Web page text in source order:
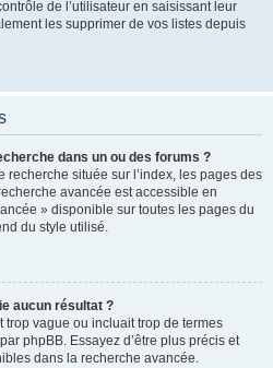
de l’utilisateur en saisissant leur
les supprimer de vos listes depuis
dans un ou des forums ?
recherche située sur l’index, les pages des
avancée est accessible en
» disponible sur toutes les pages du
du style utilisé.
aucun résultat ?
vague ou incluait trop de termes
phpBB. Essayez d’être plus précis et
dans la recherche avancée.